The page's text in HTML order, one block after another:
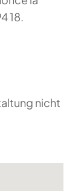
18.
nicht